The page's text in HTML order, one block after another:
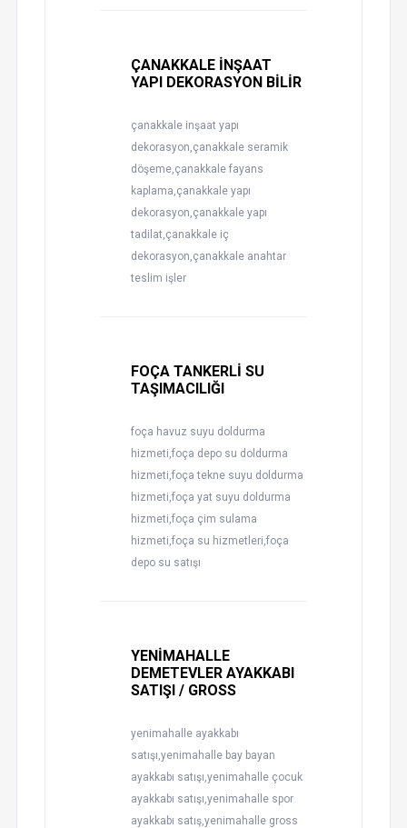
ÇANAKKALE İNŞAAT
YAPI DEKORASYON BİLİR
çanakkale inşaat yapı
dekorasyon,çanakkale seramik
döşeme,çanakkale fayans
kaplama,çanakkale yapı
dekorasyon,çanakkale yapı
tadilat,çanakkale iç
dekorasyon,çanakkale anahtar
teslim işler
FOÇA TANKERLİ SU
TAŞIMACILIĞI
foça havuz suyu doldurma
hizmeti,foça depo su doldurma
hizmeti,foça tekne suyu doldurma
hizmeti,foça yat suyu doldurma
hizmeti,foça çim sulama
hizmeti,foça su hizmetleri,foça
depo su satışı
YENİMAHALLE
DEMETEVLER AYAKKABI
SATIŞI / GROSS
yenimahalle ayakkabı
satışı,yenimahalle bay bayan
ayakkabı satışı,yenimahalle çocuk
ayakkabı satışı,yenimahalle spor
ayakkabı satış,yenimahalle gross